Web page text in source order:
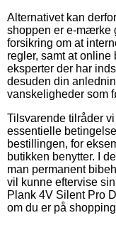
Alternativet kan
shoppen er e-mærke
forsikring om at
regler, samt at
eksperter der har
desuden din
vanskeligheder som
Tilsvarende tilråder
essentielle
bestillingen, for
butikken benytter. I
man permanent
vil kunne eftervise
Plank 4V Silent Pro
om du er på